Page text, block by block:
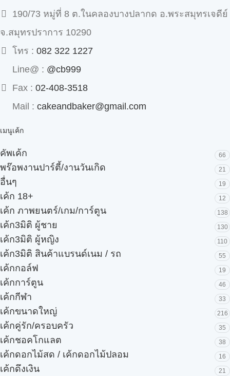
190/73 หมู่ที่ 8 ต.ในคลองบางปลากด อ.พระสมุทรเจดีย์
จ.สมุทรปราการ 10290
โทร : 082 322 1227
Line@ : @cb999
Fax : 02-408-3518
Mail : cakeandbaker@gmail.com
เมนูเค้ก
คัพเค้ก 66
พร๊อพงานปาร์ตี้/งานวันเกิด 21
อื่นๆ 19
เค้ก 18+ 12
เค้ก ภาพยนตร์/เกม/การ์ตูน 138
เค้ก3มิติ ผู้ชาย 130
เค้ก3มิติ ผู้หญิง 110
เค้ก3มิติ สินค้าแบรนด์เนม / รถ 55
เค้กกอล์ฟ 19
เค้กการ์ตูน 46
เค้กกีฬา 33
เค้กขนาดใหญ่ 216
เค้กคู่รัก/ครอบครัว 35
เค้กชอคโกแลต 38
เค้กดอกไม้สด / เค้กดอกไม้ปลอม 16
เค้กดึงเงิน 21